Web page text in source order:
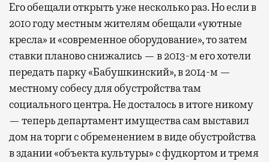
Его обещали открыть уже несколько раз. Но если в
2010 году местным жителям обещали «уютные
кресла» и «современное оборудование», то затем
ставки планово снижались — в 2013-м его хотели
передать парку «Бабушкинский», в 2014-м —
местному собесу для обустройства там
социального центра. Не досталось в итоге никому
— теперь департамент имущества сам выставил
дом на торги с обременением в виде обустройства
в здании «объекта культуры» с фудкортом и тремя